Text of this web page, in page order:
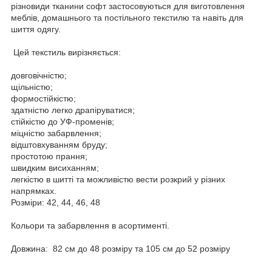
різновиди тканини софт застосовуються для виготовлення
меблів, домашнього та постільного текстилю та навіть для
шиття одягу.
Цей текстиль вирізняється:
довговічністю;
щільністю;
формостійкістю;
здатністю легко драпіруватися;
стійкістю до УФ-променів;
міцністю забарвлення;
відштовхуванням бруду;
простотою прання;
швидким висиханням;
легкістю в шитті та можливістю вести розкрий у різних
напрямках.
Розміри: 42, 44, 46, 48
Кольори та забарвлення в асортименті.
Довжина: 82 см до 48 розміру та 105 см до 52 розміру